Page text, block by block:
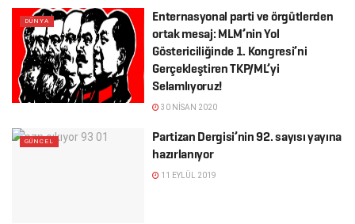
DÜNYA
Enternasyonal parti ve örgütlerden
ortak mesaj: MLM’nin Yol
Göstericiliğinde 1. Kongresi’ni
Gerçekleştiren TKP/ML’yi
Selamlıyoruz!
30 NISAN 2020
GÜNCEL
Partizan Dergisi’nin 92. sayısı yayına
hazırlanıyor
11 EYLÜL 2019